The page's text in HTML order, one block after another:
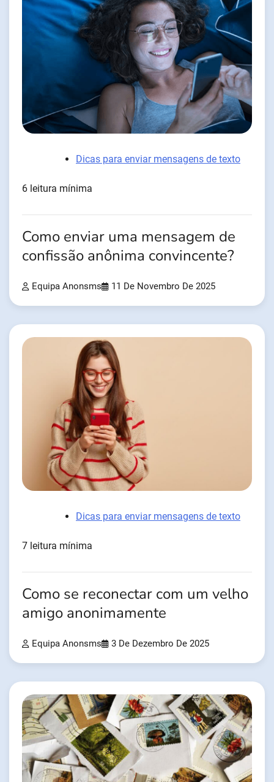
Dicas para enviar mensagens de texto
6 leitura mínima
Como enviar uma mensagem de
confissão anônima convincente?
Equipa Anonsms 11 De Novembro De 2025
Dicas para enviar mensagens de texto
7 leitura mínima
Como se reconectar com um velho
amigo anonimamente
Equipa Anonsms 3 De Dezembro De 2025